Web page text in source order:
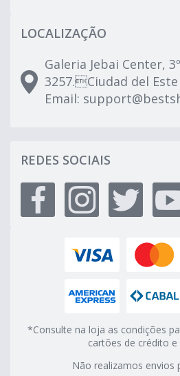
LOCALIZAÇÃO
Galeria Jebai Center,
3257.Ciudad del
Email:
REDES SOCIAIS
*Consulte na loja as condições
cartões de crédito
Não realizamos envios